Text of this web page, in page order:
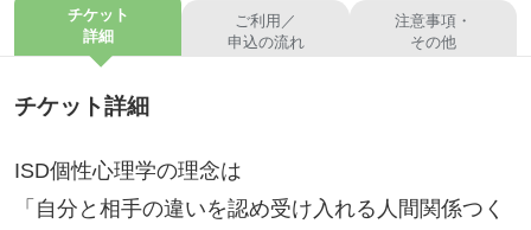
チケット
詳細
ご利用／
申込の流れ
注意事項・
その他
チケット詳細
ISD個性心理学の理念は
「自分と相手の違いを認め受け入れる人間関係つく